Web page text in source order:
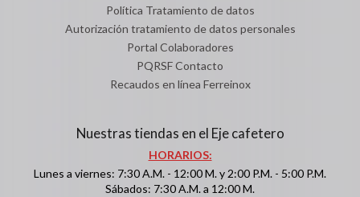
Política Tratamiento de datos
Autorización tratamiento de datos personales
Portal Colaboradores
PQRSF Contacto
Recaudos en línea Ferreinox
Nuestras tiendas en el Eje cafetero
HORARIOS:
Lunes a viernes: 7:30 A.M. - 12:00 M. y 2:00 P.M. - 5:00 P.M.
Sábados: 7:30 A.M. a 12:00 M.